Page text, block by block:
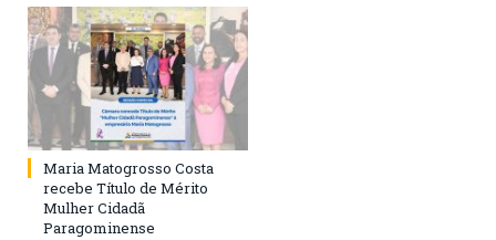
Maria Matogrosso Costa
recebe Título de Mérito
Mulher Cidadã
Paragominense